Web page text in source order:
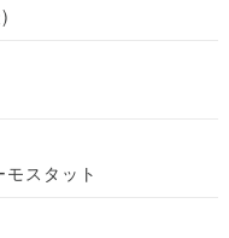
スタット